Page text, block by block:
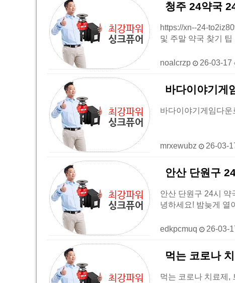
청주 24약국
https://xn--24-
및 주말 약국 찾기
noalcrzp 26-03-17
바다이야기게
바다이야기게임다
mrxewubz 26-03-
안산 단원구
안산 단원구 24시 약
녕하세요! 밤늦게 열
edkpcmuq 26-03-
먹는 코로나
먹는 코로나 치료제,